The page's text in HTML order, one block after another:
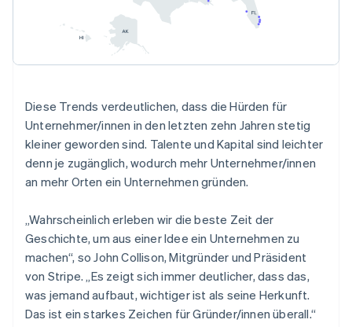
Diese Trends verdeutlichen, dass die Hürden für
Unternehmer/innen in den letzten zehn Jahren stetig
kleiner geworden sind. Talente und Kapital sind leichter
denn je zugänglich, wodurch mehr Unternehmer/innen
an mehr Orten ein Unternehmen gründen.
„Wahrscheinlich erleben wir die beste Zeit der
Geschichte, um aus einer Idee ein Unternehmen zu
machen“, so John Collison, Mitgründer und Präsident
von Stripe. „Es zeigt sich immer deutlicher, dass das,
was jemand aufbaut, wichtiger ist als seine Herkunft.
Das ist ein starkes Zeichen für Gründer/innen überall.“
Deutschland
English
简体中文English
Finnland
Svenska
Frankreich
FrançaisEnglish
Gibraltar
Griechenland
English
Indien
English
Irland
English
Italien